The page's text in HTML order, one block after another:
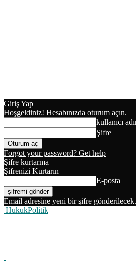
Giriş Yap
Hoşgeldiniz! Hesabınızda oturum açın.
kullanıcı
Şifre
Forgot your password? Get help
Şifre kurtarma
Şifrenizi Kurtarın
E-posta
Email adresine yeni bir şifre gönderilecek.
HukukPolitik